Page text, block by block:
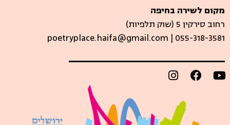
מקום לשירה בחיפה
רחוב סירקין 5 (שוק תלפיות)​
poetryplace.haifa@gmail.com | ​055-318-3581